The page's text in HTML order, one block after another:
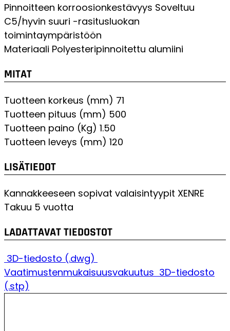
Pinnoitteen korroosionkestävyys Soveltuu
C5/hyvin suuri -rasitusluokan
toimintaympäristöön
Materiaali Polyesteripinnoitettu alumiini
MITAT
Tuotteen korkeus (mm) 71
Tuotteen pituus (mm) 500
Tuotteen paino (Kg) 1.50
Tuotteen leveys (mm) 120
LISÄTIEDOT
Kannakkeeseen sopivat valaisintyypit XENRE
Takuu 5 vuotta
LADATTAVAT TIEDOSTOT
3D-tiedosto (.dwg)
Vaatimustenmukaisuusvakuutus
(.stp)